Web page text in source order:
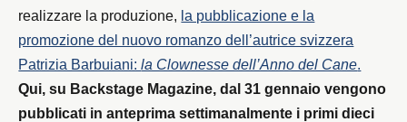
realizzare la produzione, la pubblicazione e la
promozione del nuovo romanzo dell’autrice svizzera
Patrizia Barbuiani:la Clownesse dell’Anno del Cane.
Qui, su Backstage Magazine, dal 31 gennaio vengono
pubblicati in anteprima settimanalmente i primi dieci